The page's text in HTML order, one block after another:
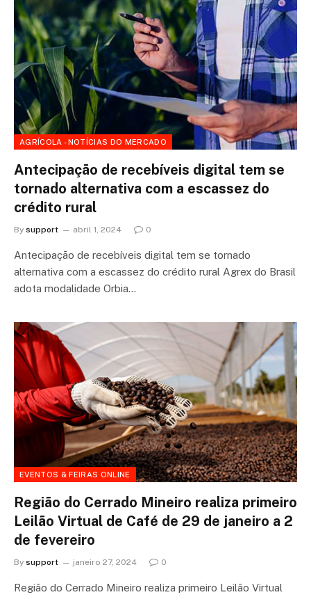
AGRÍCOLA - NOTÍCIAS DO MERCADO
Antecipação de recebíveis digital tem se
tornado alternativa com a escassez do
crédito rural
By support abril 1, 2024 0
Antecipação de recebíveis digital tem se tornado
alternativa com a escassez do crédito rural Agrex do Brasil
adota modalidade Orbia…
EVENTOS & FEIRAS ONLINE
Região do Cerrado Mineiro realiza primeiro
Leilão Virtual de Café de 29 de janeiro a 2
de fevereiro
By support janeiro 27, 2024 0
Região do Cerrado Mineiro realiza primeiro Leilão Virtual